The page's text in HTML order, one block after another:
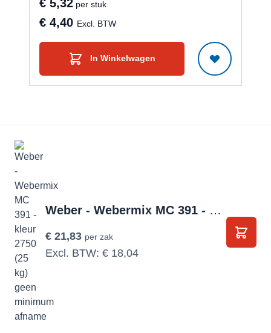
€ 5,32 per stuk
€ 4,40 Excl. BTW
In Winkelwagen
Weber - Webermix MC 391 - kleur 2750 (25 kg) geen minimum afname
€ 21,83 per zak
Excl. BTW: € 18,04
In